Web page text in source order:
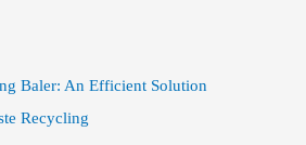
Baler: An Efficient Solution
Recycling